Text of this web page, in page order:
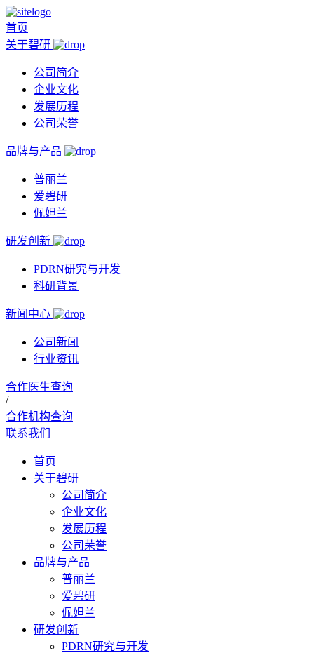
首页
关于碧研
公司简介
企业文化
发展历程
公司荣誉
品牌与产品
普丽兰
爱碧研
佩妲兰
研发创新
PDRN研究与开发
科研背景
新闻中心
公司新闻
行业资讯
合作医生查询
/
合作机构查询
联系我们
首页
关于碧研
公司简介
企业文化
发展历程
公司荣誉
品牌与产品
普丽兰
爱碧研
佩妲兰
研发创新
PDRN研究与开发